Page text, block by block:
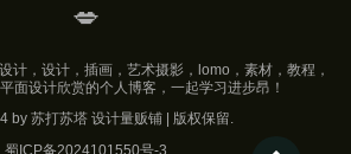
💋
计，设计，插画，艺术摄影，lomo，素材，教程，
面设计欣赏的个人博客，一起学习进步昂！
by 苏打苏塔 设计量贩铺 | 版权保留.
蜀ICP备2024101550号-3